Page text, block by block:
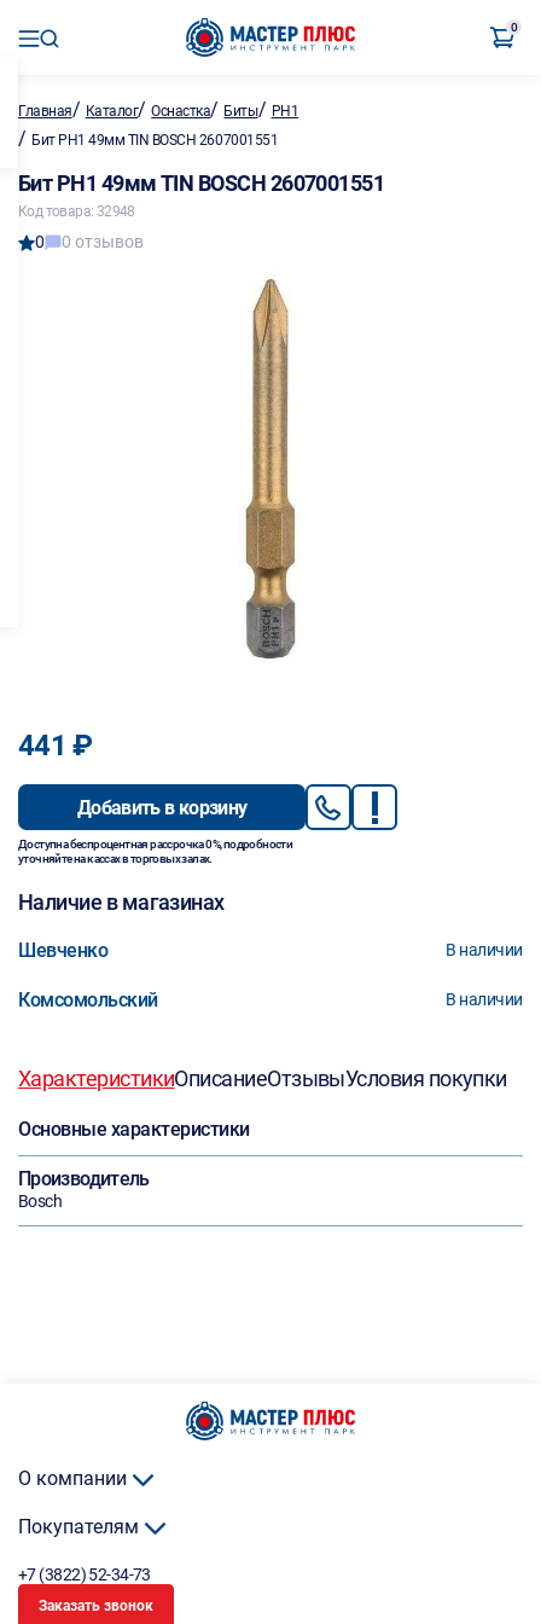
0
Главная/ Каталог/Оснастка/ Биты/ PH1
/ Бит PH1 49мм TIN BOSCH 2607001551
Бит PH1 49мм TIN BOSCH 2607001551
Код товара: 32948
0 0 отзывов
441 ₽
Добавить в корзину
Доступна беспроцентная рассрочка 0%, подробности
уточняйте на кассах в торговых залах.
Наличие в магазинах
Шевченко В наличии
Комсомольский В наличии
ХарактеристикиОписаниеОтзывыУсловия покупки
Основные характеристики
Производитель
Bosch
О компании
Покупателям
+7 (3822) 52-34-73
Заказать звонок